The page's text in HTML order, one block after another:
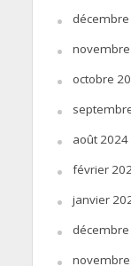
octobre
août 2024
février
janvier